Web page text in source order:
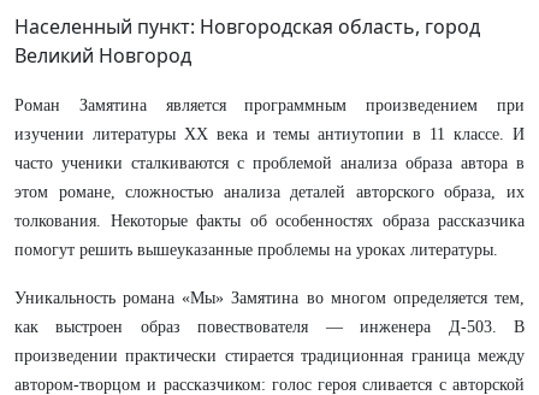
Населенный пункт: Новгородская область, город
Великий Новгород
Роман Замятина является программным произведением при
изучении литературы XX века и темы антиутопии в 11 классе. И
часто ученики сталкиваются с проблемой анализа образа автора в
этом романе, сложностью анализа деталей авторского образа, их
толкования. Некоторые факты об особенностях образа рассказчика
помогут решить вышеуказанные проблемы на уроках литературы.
Уникальность романа «Мы» Замятина во многом определяется тем,
как выстроен образ повествователя — инженера Д-503. В
произведении практически стирается традиционная граница между
автором-творцом и рассказчиком: голос героя сливается с авторской